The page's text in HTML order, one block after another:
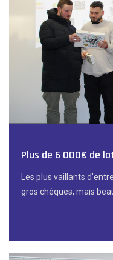
Plus de 6 000€ de
Les plus vaillants
gros chèques, mais